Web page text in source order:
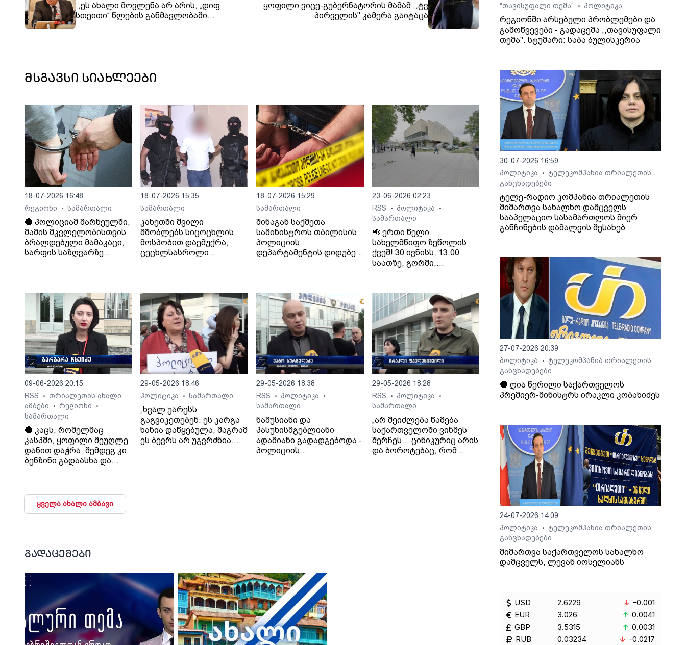
,,ეს ახალი მოვლენა არ არის, „დიფ
სთეითი“ წლების განმავლობაში
ყოფილი ვიცე-გუბერნატორის მამამ ,,ტვ
პირველის'' კამერა გაიტაცა
მსგავსი სიახლეები
18-07-2026 16:48
რეგიონი
• სამართალი
🔴 პოლიციამ მარნეულში,
მამის მკვლელობისთვის
ბრალდებული მამაკაცი,
სარფის საზღვარზე
18-07-2026 15:35
სამართალი
კახეთში შვილი
მშობლებს სიცოცხლის
მოსპობით დაემუქრა,
ცეცხლსასროლი
მიიმალა - პოლიციამ ის
დააკავა.
18-07-2026 15:29
სამართალი
შინაგან საქმეთა
სამინისტროს თბილისის
პოლიციის
დეპარტამენტის დიდუბე-
ძარცვისა და მუქარის
ბრალდებით ერთი პირი
ცხელ კვალზე დააკავეს.
23-06-2026 02:23
RSS
• პოლიტიკა •
სამართალი
📢 ერთი წელი
სახელმწიფო ზეწოლის
ქვეშ! 30 ივნისს, 13:00
საათზე, გორში,
გაიმართება
"თრიალეთის"
მხარდამჭერთა აქცია.
მოდი და გამოხატე შენი
მხარდაჭერა!
09-06-2026 20:15
RSS
• თრიალეთის ახალი
ამბები
• რეგიონი •
სამართალი
🔴 კაცს, რომელმაც
კასპში, ყოფილი მეუღლე
დანით დაჭრა, შემდეგ კი
ბენზინი გადაასხა და
29-05-2026 18:46
პოლიტიკა
• სამართალი
„ხვალ უარესს
გაგვიკეთებენ. ეს კარგა
ხანია დაწყებულა, მაგრამ
ეს ბევრს არ უგვრძნია.
29-05-2026 18:38
RSS
• პოლიტიკა •
სამართალი
ნამუსიანი და
პასუხისმგებლიანი
ადამიანი გადადგებოდა -
პოლიციის
29-05-2026 18:28
RSS
• პოლიტიკა •
სამართალი
„არ შეიძლება წამება
საქართველოში ვინმეს
შერჩეს… ცინიკურიც არის
და ბოროტებაც, რომ
ყველა ახალი ამბავი
გადაცემები
"თავისუფალი თემა"
• პოლიტიკა
რეგიონში არსებული პრობლემები და
გამოწვევები - გადაცემა ,,თავისუფალი
თემა". სტუმარი: საბა ბულისკერია
30-07-2026 16:59
პოლიტიკა
•
ტელეკომპანია თრიალეთის
განცხადებები
ტელე-რადიო კომპანია თრიალეთის
მიმართვა სახალხო დამცველს
სააპელაციო სასამართლოს მიერ
განჩინების დამალვის შესახებ
27-07-2026 20:39
პოლიტიკა
•
ტელეკომპანია თრიალეთის
განცხადებები
🔴 ღია წერილი საქართველოს
პრემიერ-მინისტრს ირაკლი კობახიძეს
24-07-2026 14:09
პოლიტიკა
•
ტელეკომპანია თრიალეთის
განცხადებები
მიმართვა საქართველოს სახალხო
დამცველს, ლევან იოსელიანს
USD
EUR
GBP
RUB
2.6229
3.026
3.5315
0.03234
-0.001
0.0041
0.0031
-0.0217